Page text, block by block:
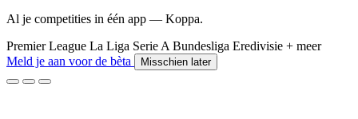
Al je competities in één app — Koppa.
Premier League La Liga Serie A Bundesliga Eredivisie + meer
Meld je aan voor de bèta
Misschien later